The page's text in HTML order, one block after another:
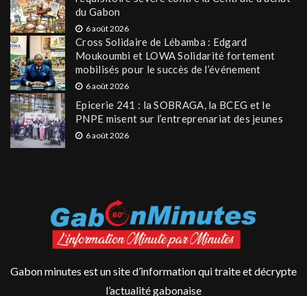
du Gabon
6 août 2026
Cross Solidaire de Lébamba : Edgard
Moukoumbi et LOWA Solidarité fortement
mobilisés pour le succès de l’événement
6 août 2026
Epicerie 241 : la SOBRAGA, la BCEG et le
PNPE misent sur l’entreprenariat des jeunes
6 août 2026
Gabon minutes est un site d’information qui traite et décrypte
l’actualité gabonaise